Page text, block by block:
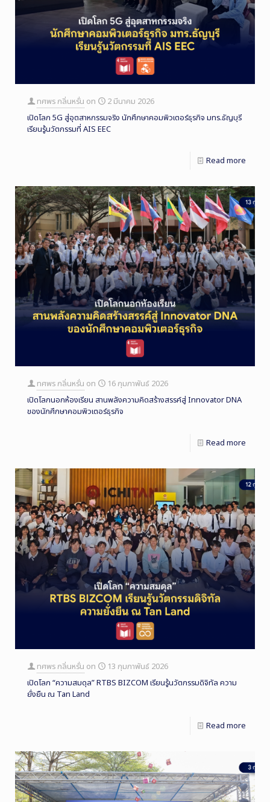
ทศพร กลิ่นหรั่น on
2 มีนาคม 2026
เปิดโลก 5G สู่อุตสาหกรรมจริง นักศึกษาคอมพิวเตอร์ธุรกิจ มทร.ธัญบุรี
เรียนรู้นวัตกรรมที่ AIS EEC
Read more
ทศพร กลิ่นหรั่น on
16 กุมภาพันธ์ 2026
เปิดโลกนอกห้องเรียน สานพลังความคิดสร้างสรรค์สู่ Innovator DNA
ของนักศึกษาคอมพิวเตอร์ธุรกิจ
Read more
ทศพร กลิ่นหรั่น on
13 กุมภาพันธ์ 2026
เปิดโลก “ความสมดุล” RTBS BIZCOM เรียนรู้นวัตกรรมดิจิทัล ความ
ยั่งยืน ณ Tan Land
Read more